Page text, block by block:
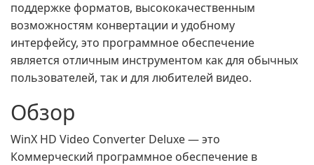
поддержке форматов, высококачественным
возможностям конвертации и удобному
интерфейсу, это программное обеспечение
является отличным инструментом как для обычных
пользователей, так и для любителей видео.
Обзор
WinX HD Video Converter Deluxe — это
Коммерческий программное обеспечение в